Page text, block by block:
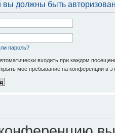
должны быть
пароль?
входить при каждом
моё пребывание на конференции в